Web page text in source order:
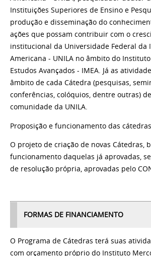
Instituições Superiores de Ensino e
produção e disseminação do
ações que possam contribuir com o
institucional da Universidade Federal da
Americana - UNILA no âmbito do
Estudos Avançados - IMEA. Já as
âmbito de cada Cátedra (pesquisas,
conferências, colóquios, dentre outras)
comunidade da UNILA.
Proposição e funcionamento das
O projeto de criação de novas Cátedras,
funcionamento daquelas já aprovadas,
de resolução própria, aprovadas pelo
FORMAS DE FINANCIAMENTO
O Programa de Cátedras terá suas
com orçamento próprio do Instituto